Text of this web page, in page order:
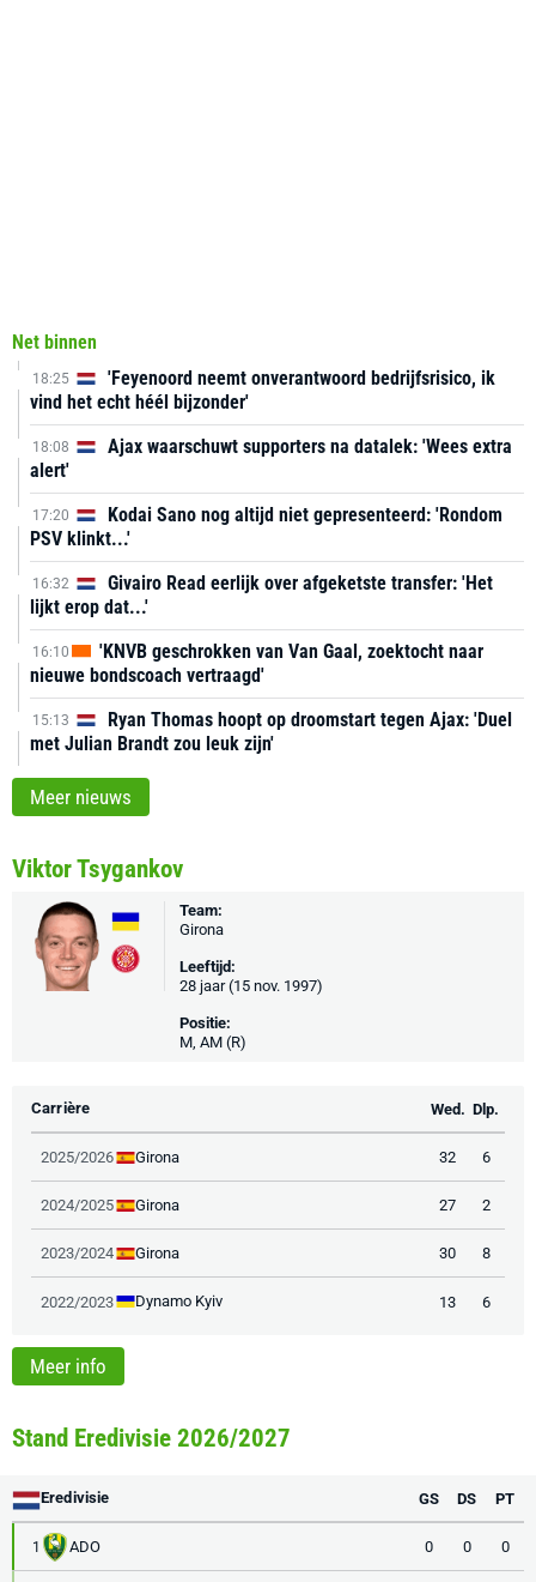
Net binnen
18:25
'Feyenoord neemt onverantwoord bedrijfsrisico, ik
vind het echt héél bijzonder'
18:08
Ajax waarschuwt supporters na datalek: 'Wees extra
alert'
17:20
Kodai Sano nog altijd niet gepresenteerd: 'Rondom
PSV klinkt...'
16:32
Givairo Read eerlijk over afgeketste transfer: 'Het
lijkt erop dat...'
16:10
'KNVB geschrokken van Van Gaal, zoektocht naar
nieuwe bondscoach vertraagd'
15:13
Ryan Thomas hoopt op droomstart tegen Ajax: 'Duel
met Julian Brandt zou leuk zijn'
Meer nieuws
Viktor Tsygankov
Team:
Girona
Leeftijd:
28 jaar (15 nov. 1997)
Positie:
M, AM (R)
Carrière Wed. Dlp.
2025/2026 Girona 32 6
2024/2025 Girona 27 2
2023/2024 Girona 30 8
2022/2023 Dynamo Kyiv 13 6
Meer info
Stand Eredivisie 2026/2027
Eredivisie GS DS PT
1 ADO 0 0 0